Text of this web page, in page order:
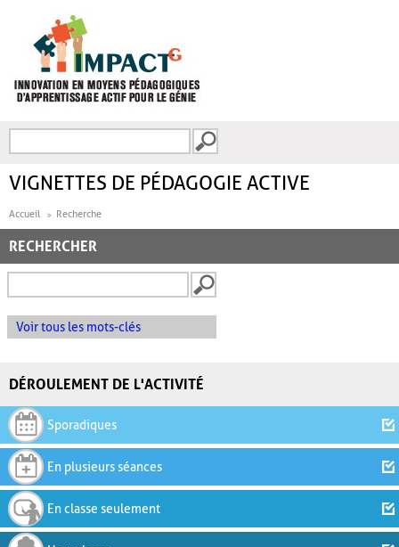
FORMULAIRE DE
VIGNETTES DE PÉDAGOGIE ACTIVE
Accueil Recherche
RECHERCHER
Voir tous les mots-clés
DÉROULEMENT DE L'ACTIVITÉ
Sporadiques
En plusieurs séances
En classe seulement